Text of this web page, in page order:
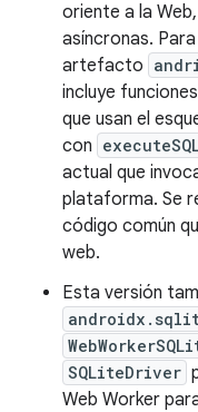
oriente a la
asíncronas.
artefacto
incluye
que usan el
con
actual que
plataforma. Se
código común
web.
Esta versión
SQLiteDriver
Web Worker